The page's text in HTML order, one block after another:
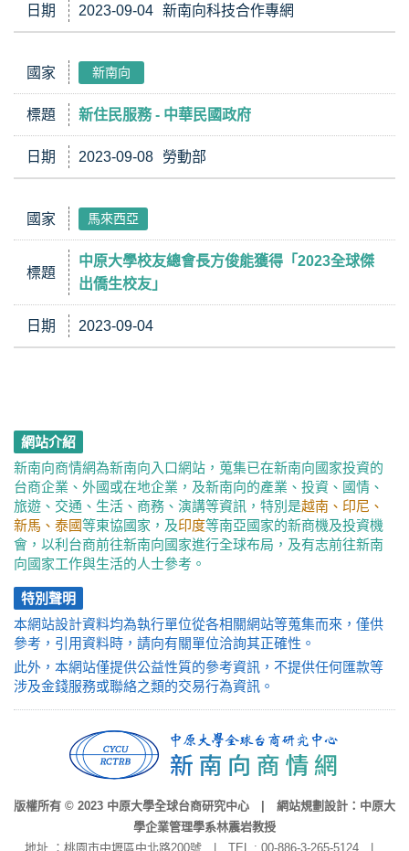
日期 2023-09-04 新南向科技合作專網
國家 新南向
標題 新住民服務 - 中華民國政府
日期 2023-09-08 勞動部
國家 馬來西亞
標題
中原大學校友總會長方俊能獲得「2023全球傑
出僑生校友」
日期 2023-09-04
網站介紹
新南向商情網為新南向入口網站，蒐集已在新南向國家投資的
台商企業、外國或在地企業，及新南向的產業、投資、國情、
旅遊、交通、生活、商務、演講等資訊，特別是越南、印尼、
新馬、泰國等東協國家，及印度等南亞國家的新商機及投資機
會，以利台商前往新南向國家進行全球布局，及有志前往新南
向國家工作與生活的人士參考。
特別聲明
本網站設計資料均為執行單位從各相關網站等蒐集而來，僅供
參考，引用資料時，請向有關單位洽詢其正確性。
此外，本網站僅提供公益性質的參考資訊，不提供任何匯款等
涉及金錢服務或聯絡之類的交易行為資訊。
版權所有 © 2023 中原大學全球台商研究中心 | 網站規劃設計：中原大
學企業管理學系林震岩教授
地址 ：桃園市中壢區中北路200號 | TEL : 00-886-3-265-5124 |